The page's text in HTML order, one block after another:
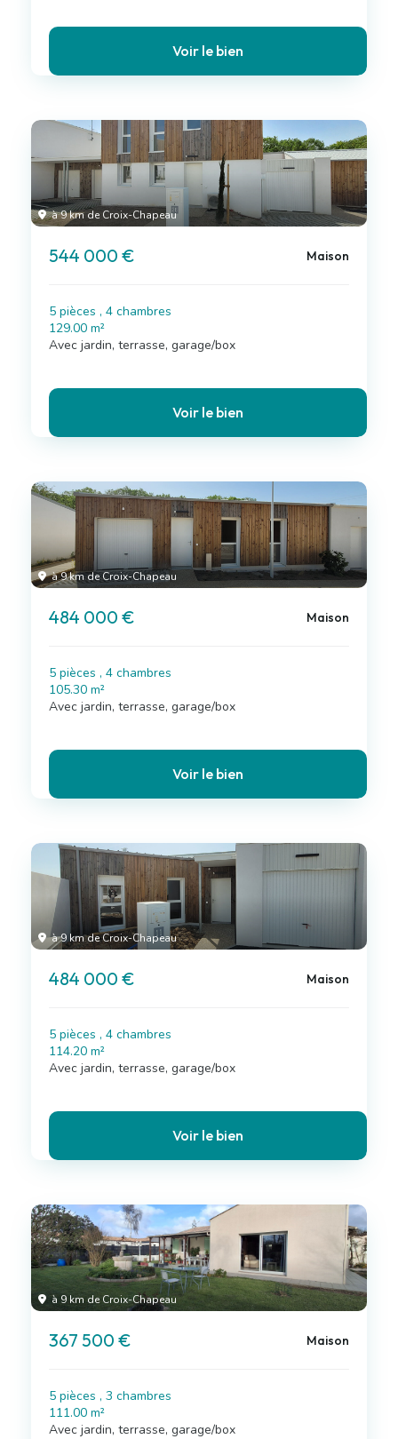
Voir le bien
à 9 km de Croix-Chapeau
544 000 € Maison
5 pièces , 4 chambres
129.00 m²
Avec jardin, terrasse, garage/box
Voir le bien
à 9 km de Croix-Chapeau
484 000 € Maison
5 pièces , 4 chambres
105.30 m²
Avec jardin, terrasse, garage/box
Voir le bien
à 9 km de Croix-Chapeau
484 000 € Maison
5 pièces , 4 chambres
114.20 m²
Avec jardin, terrasse, garage/box
Voir le bien
à 9 km de Croix-Chapeau
367 500 € Maison
5 pièces , 3 chambres
111.00 m²
Avec jardin, terrasse, garage/box